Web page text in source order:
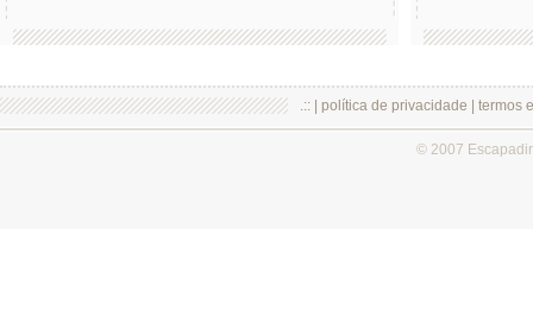
.:: | política de privacidade termos
© 2007